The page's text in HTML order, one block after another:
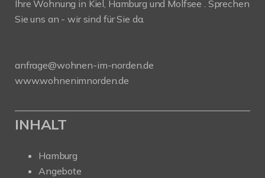
Ihre Wohnung in Kiel, Hamburg und Molfsee . Sprechen
Sie uns an - wir sind für Sie da.
anfrage@wohnen-im-norden.de
www.wohnenimnorden.de
INHALT
Hamburg
Angebote